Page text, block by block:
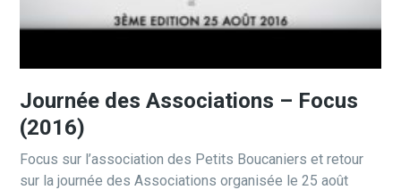
Journée des Associations – Focus
(2016)
Focus sur l’association des Petits Boucaniers et retour
sur la journée des Associations organisée le 25 août